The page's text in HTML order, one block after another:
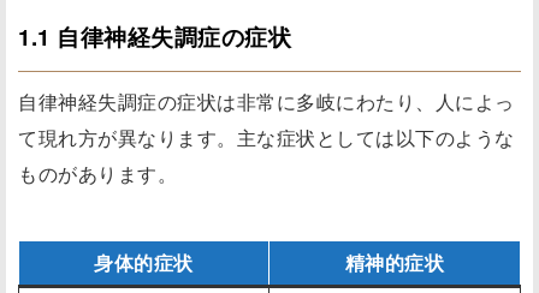
1.1 自律神経失調症の症状
自律神経失調症の症状は非常に多岐にわたり、人によっ
て現れ方が異なります。主な症状としては以下のような
ものがあります。
身体的症状
精神的症状